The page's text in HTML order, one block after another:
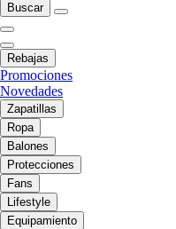
Buscar
Rebajas
Promociones
Novedades
Zapatillas
Ropa
Balones
Protecciones
Fans
Lifestyle
Equipamiento